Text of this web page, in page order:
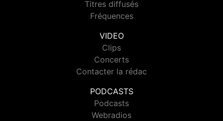
Titres diffusés
Fréquences
VIDEO
Clips
Concerts
Contacter la rédac
PODCASTS
Podcasts
Webradios